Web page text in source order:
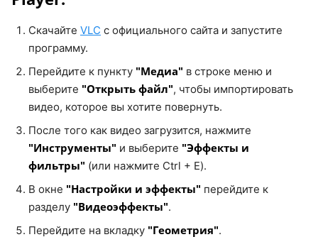
Скачайте VLC с официального сайта и запустите
программу.
Перейдите к пункту "Медиа" в строке меню и
выберите "Открыть файл", чтобы импортировать
видео, которое вы хотите повернуть.
После того как видео загрузится, нажмите
"Инструменты" и выберите "Эффекты и
фильтры" (или нажмите Ctrl + E).
В окне "Настройки и эффекты" перейдите к
разделу "Видеоэффекты".
Перейдите на вкладку "Геометрия".